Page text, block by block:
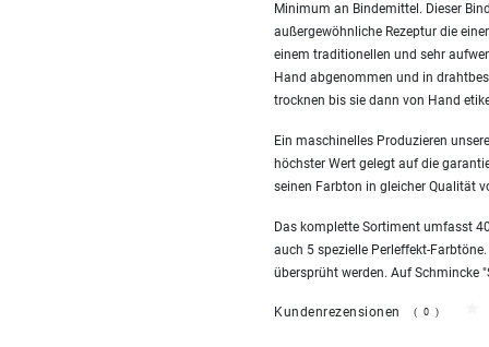
Minimum an Bindemittel. Dieser
außergewöhnliche Rezeptur die
einem traditionellen und sehr
Hand abgenommen und in
trocknen bis sie dann von Hand
Ein maschinelles Produzieren
höchster Wert gelegt auf die
seinen Farbton in gleicher Qualität
Das komplette Sortiment umfasst
auch 5 spezielle Perleffekt-
übersprüht werden. Auf Schmincke
Kundenrezensionen (0)